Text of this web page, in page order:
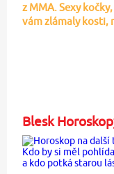
z MMA. Sexy
vám zlámaly kosti,
Blesk